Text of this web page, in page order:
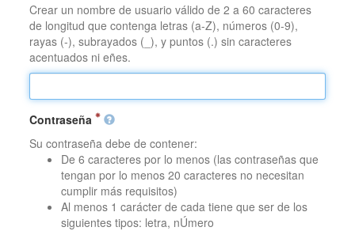
Crear un nombre de usuario válido de 2 a 60 caracteres
de longitud que contenga letras (a-Z), números (0-9),
rayas (-), subrayados (_), y puntos (.) sin caracteres
acentuados ni eñes.
Contraseña
Su contraseña debe de contener:
De 6 caracteres por lo menos (las contraseñas que
tengan por lo menos 20 caracteres no necesitan
cumplir más requisitos)
Al menos 1 carácter de cada tiene que ser de los
siguientes tipos: letra, nÚmero